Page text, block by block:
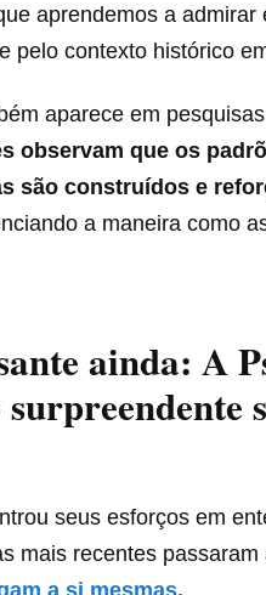
aprendemos a admirar
pelo contexto histórico
aparece em
observam que os
são construídos e
a maneira como
ainda: A
seus esforços em
mais recentes